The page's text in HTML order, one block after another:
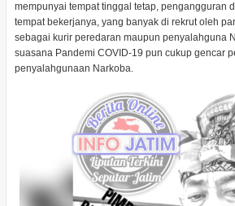
mempunyai tempat tinggal tetap, pengangguran
tempat bekerjanya, yang banyak di rekrut oleh
sebagai kurir peredaran maupun penyalahguna
suasana Pandemi COVID-19 pun cukup gencar
penyalahgunaan Narkoba.